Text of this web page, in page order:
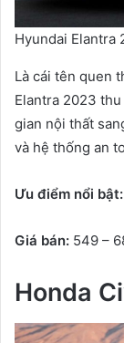
Hyundai Elantra
Là cái tên quen
Elantra 2023
gian nội thất
và hệ thống an
Ưu điểm nổi bật:
Giá bán: 549 –
Honda